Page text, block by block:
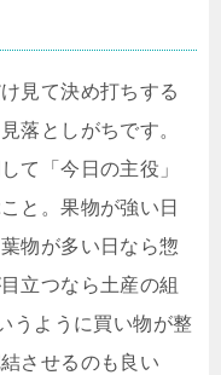
見て決め打ちする
落としがちです。
て「今日の主役」
と。果物が強い日
物が多い日なら惣
立つなら土産の組
うように買い物が整
させるのも良い